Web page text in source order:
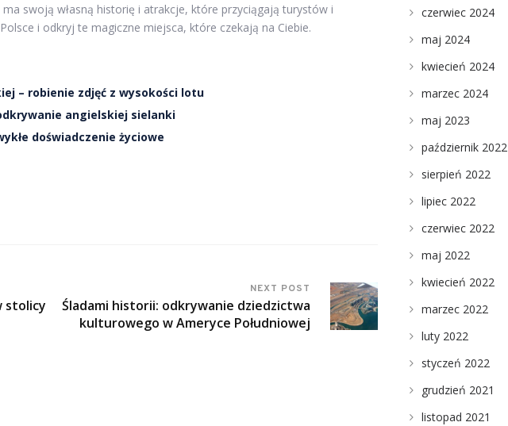
swoją własną historię i atrakcje, które przyciągają turystów i
i odkryj te magiczne miejsca, które czekają na Ciebie.
– robienie zdjęć z wysokości lotu
angielskiej sielanki
doświadczenie życiowe
stolicy
NEXT POST
Śladami historii: odkrywanie dziedzictwa
kulturowego w Ameryce Południowej
czerwiec 2024
maj 2024
kwiecień 2024
marzec 2024
maj 2023
październik 2022
sierpień 2022
lipiec 2022
czerwiec 2022
maj 2022
kwiecień 2022
marzec 2022
luty 2022
styczeń 2022
grudzień 2021
listopad 2021